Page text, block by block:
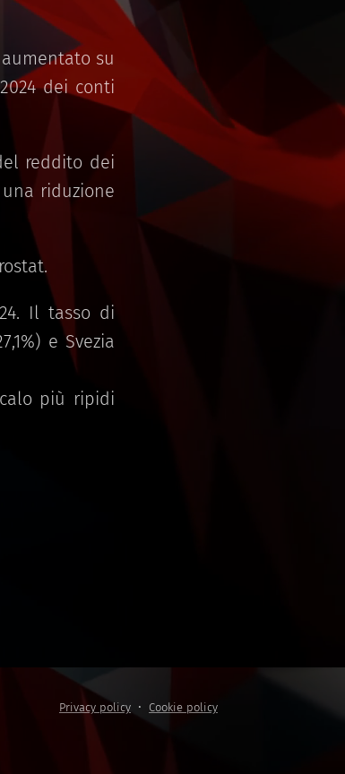
su
dei conti
reddito dei
riduzione
Il tasso di
e Svezia
più ripidi
Privacy policy Cookie policy